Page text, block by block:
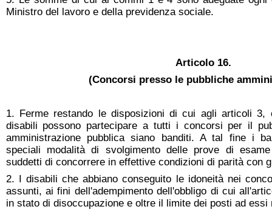
Ministro del lavoro e della previdenza sociale.
Articolo 16.
(Concorsi presso le pubbliche
1. Ferme restando le disposizioni di cui agli articoli
disabili possono partecipare a tutti i concorsi per il
amministrazione pubblica siano banditi. A tal fine i
speciali modalità di svolgimento delle prove di
suddetti di concorrere in effettive condizioni di parità con
2. I disabili che abbiano conseguito le idoneità nei
assunti, ai fini dell'adempimento dell'obbligo di cui
in stato di disoccupazione e oltre il limite dei posti ad